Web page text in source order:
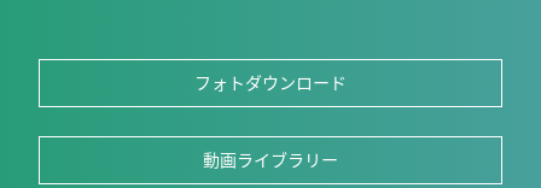
フォトダウンロード
動画ライブラリー